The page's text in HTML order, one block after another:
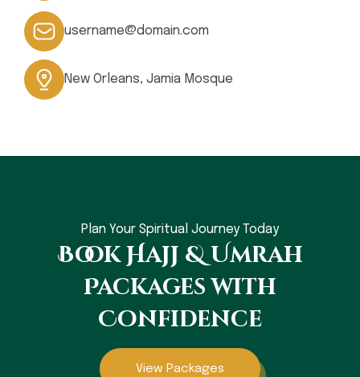
username@domain.com
New Orleans, Jamia Mosque
Plan Your Spiritual Journey Today
Book Hajj & Umrah
Packages with
Confidence
View Packages